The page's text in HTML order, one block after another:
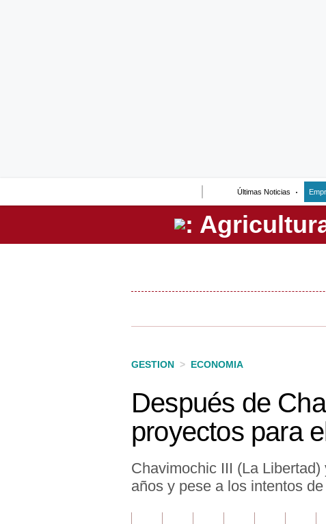
Últimas Noticias
Perú
GESTION > ECONOMIA
Después de
proyectos para
Chavimochic III (La Libertad)
años y pese a los intentos